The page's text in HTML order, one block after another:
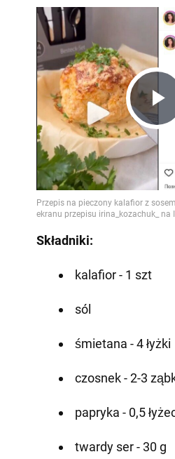
Składniki:
kalafior - 1 szt
sól
śmietana - 4 łyżki
czosnek - 2-3
papryka - 0,5
twardy ser - 30 g